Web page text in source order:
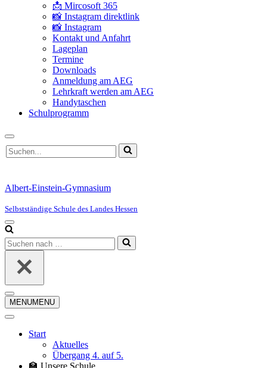
📩 Mircosoft 365
📸 Instagram direktlink
📸 Instagram
Kontakt und Anfahrt
Lageplan
Termine
Downloads
Anmeldung am AEG
Lehrkraft werden am AEG
Handytaschen
Schulprogramm
Suchen
nach …
Albert-Einstein-Gymnasium
Selbstständige Schule des Landes Hessen
Navigationsmenü
Suchen
nach …
Navigationsmenü
MENUMENU
Start
Aktuelles
Übergang 4. auf 5.
🏫 Unsere Schule